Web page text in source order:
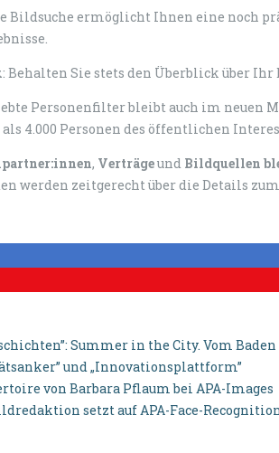
Bildsuche ermöglicht Ihnen eine noch
: Behalten Sie stets den Überblick über Ihr
Personenfilter bleibt auch im neuen
4.000 Personen des öffentlichen
, Verträgeund Bildquellen
werden zeitgerecht über die Details
Summer in the City. Vom
und „Innovationsplattform”
von Barbara Pflaum bei APA-Images
setzt auf APA-Face-